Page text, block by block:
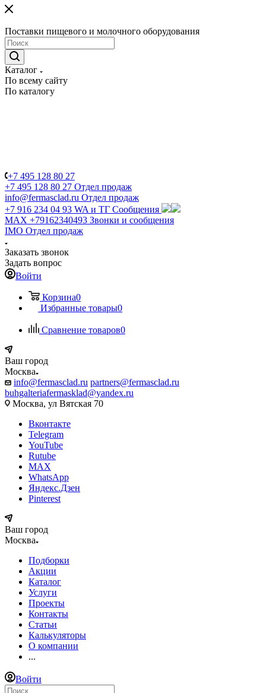
Поставки пищевого и молочного оборудования
Каталог
По всему сайту
По каталогу
+7 495 128 80 27
+7 495 128 80 27 Отдел продаж
info@fermasclad.ru Отдел продаж
+7 916 234 04 93 WA и ТГ Сообщения
MAX +79162340493 Звонки и сообщения
IMO Отдел продаж
Заказать звонок
Задать вопрос
Войти
Корзина0
Избранные товары0
Сравнение товаров0
Ваш город
Москва
info@fermasclad.ru partners@fermasclad.ru
buhgalteriafermasklad@yandex.ru
Москва, ул Вятская 70
Вконтакте
Telegram
YouTube
Rutube
MAX
WhatsApp
Яндекс.Дзен
Pinterest
Ваш город
Москва
Подборки
Акции
Каталог
Услуги
Проекты
Контакты
Статьи
Калькуляторы
О компании
...
Войти